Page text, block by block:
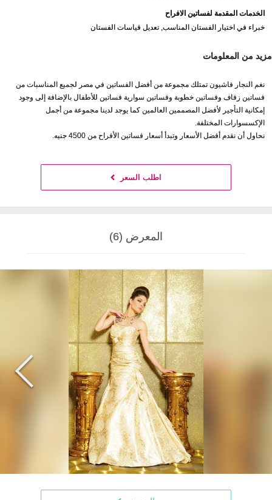
الخدمات المقدمة لفساتين الافراح
خبراء في اختيار الفستان المناسب, تعديل قياسات الفستان
مزيد من المعلومات
نغم النجار فاشيون تمتلك مجموعة من أفضل الفساتين في مصر لجميع المناسبات من
فساتين زفاف وفساتين خطوبة وفساتين سوارية فساتين للأطفال بالإضافة إلى وجود
إمكانية التأجير لأفضل المصممين العالمين كما يوجد لدينا مجموعة من أجمل
الإكسسوارات المختلفة.
نحاول أن نقدم أفضل الأسعار وتبدأ أسعار فساتين الأفراح من 4500 جنيه.
اطلب السعر
المعرض (6)